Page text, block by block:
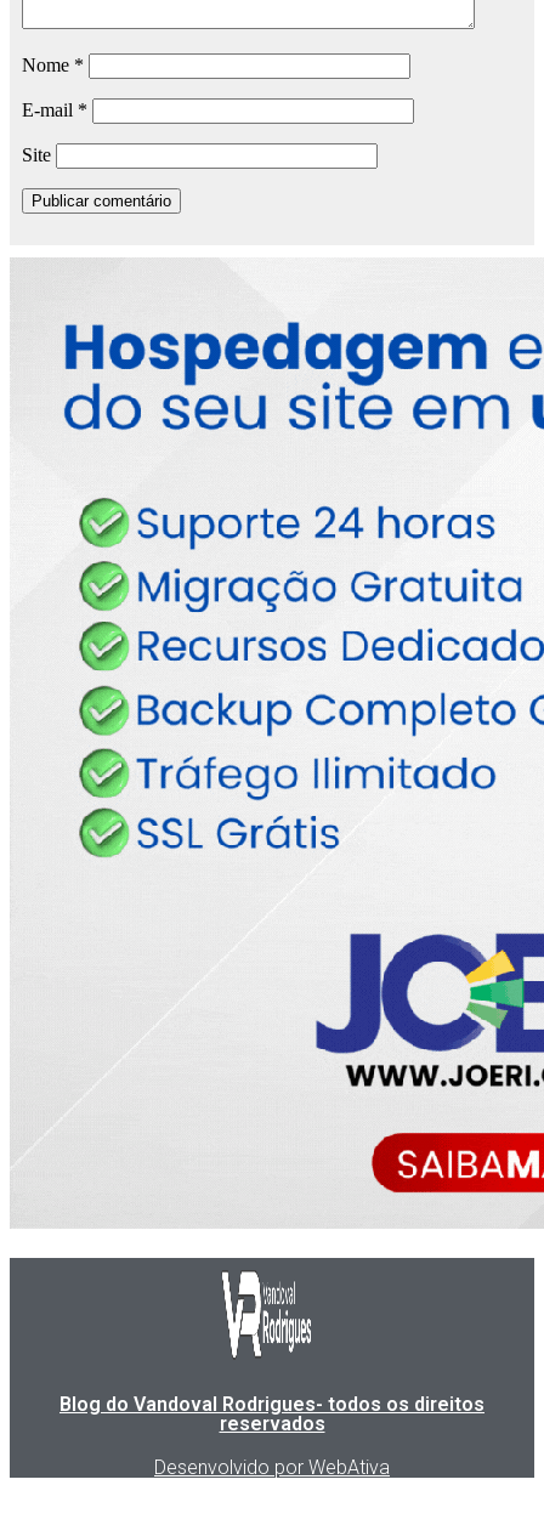
Nome *
E-mail *
Site
Blog do Vandoval Rodrigues- todos os direitos
reservados
Desenvolvido por WebAtiva